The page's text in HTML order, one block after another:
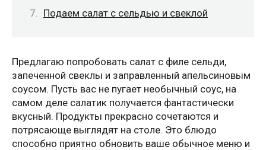
Подаем салат с сельдью и свеклой
Предлагаю попробовать салат с филе сельди,
запеченной свеклы и заправленный апельсиновым
соусом. Пусть вас не пугает необычный соус, на
самом деле салатик получается фантастически
вкусный. Продукты прекрасно сочетаются и
потрясающе выглядят на столе. Это блюдо
способно приятно обновить ваше обычное меню и